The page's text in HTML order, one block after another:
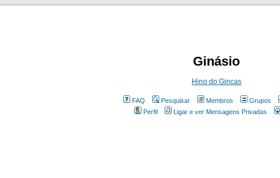
Ginásio
Hino do Gincas
FAQ Pesquisar Membros Grupos
Perfil
Ligar e ver Mensagens Privadas